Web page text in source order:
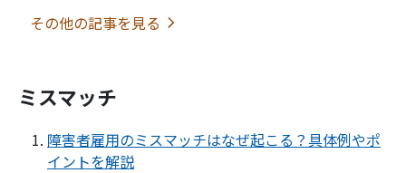
その他の記事を見る
ミスマッチ
障害者雇用のミスマッチはなぜ起こる？具体例やポ
イントを解説